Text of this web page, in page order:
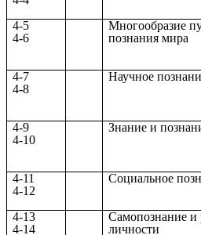
4-5
4-6
Многообразие
познания мира
4-7
4-8
Научное
4-9
4-10
Знание и
4-11
4-12
Социальное
4-13
4-14
Самопознание и
личности